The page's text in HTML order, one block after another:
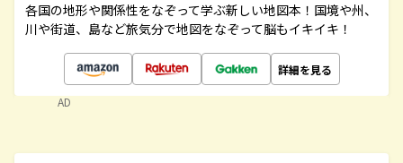
各国の地形や関係性をなぞって学ぶ新しい地図本！国境や州、
川や街道、島など旅気分で地図をなぞって脳もイキイキ！
詳細を見る
AD